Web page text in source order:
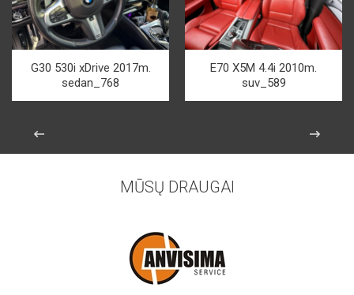
G30 530i xDrive 2017m.
sedan_768
E70 X5M 4.4i 2010m.
suv_589
MŪSŲ DRAUGAI